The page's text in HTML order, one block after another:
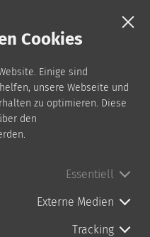
Cookies
Einige sind
unsere Webseite und
zu optimieren. Diese
den
Essentiell
Externe Medien
Tracking